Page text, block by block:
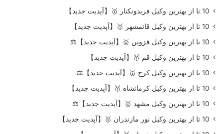
10 تا از بهترین وکیل فریدونکنار 🥇【آپدیت جدید】
10 تا از بهترین وکیل قائمشهر 🥇【آپدیت جدید】
10 تا از بهترین وکیل قزوین 🥇【آپدیت جدید】⚖️
10 تا از بهترین وکیل قم 🥇【آپدیت جدید】
10 تا از بهترین وکیل کرج 🥇【آپدیت جدید】⚖️
10 تا از بهترین وکیل کرمانشاه 🥇【آپدیت جدید】
10 تا از بهترین وکیل مشهد 🥇【آپدیت جدید】⚖️
10 تا از بهترین وکیل نور مازندران 🥇【آپدیت جدید】